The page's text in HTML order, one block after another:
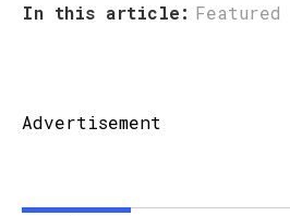
In this article: Featured
Advertisement